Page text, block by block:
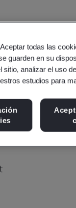
Electronic
4, Building 3
todas las
guarden en su
sitio, analizar el uso
estudios para